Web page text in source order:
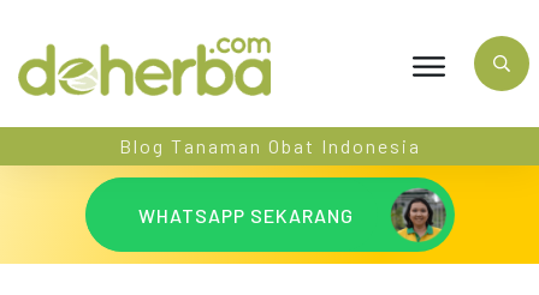
Blog Tanaman Obat Indonesia
WHATSAPP SEKARANG